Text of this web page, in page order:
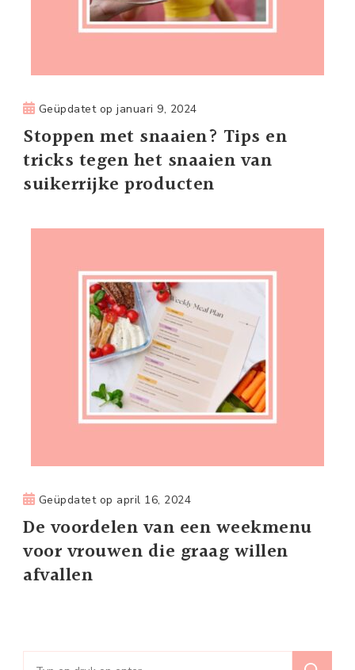
Geüpdatet opjanuari 9, 2024
Stoppen met snaaien? Tips en
tricks tegen het snaaien van
suikerrijke producten
Geüpdatet op april 16, 2024
De voordelen van een weekmenu
voor vrouwen die graag willen
afvallen
Zoeken